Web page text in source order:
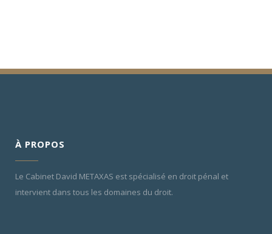
À PROPOS
Le Cabinet David METAXAS est spécialisé en droit pénal et
intervient dans tous les domaines du droit.